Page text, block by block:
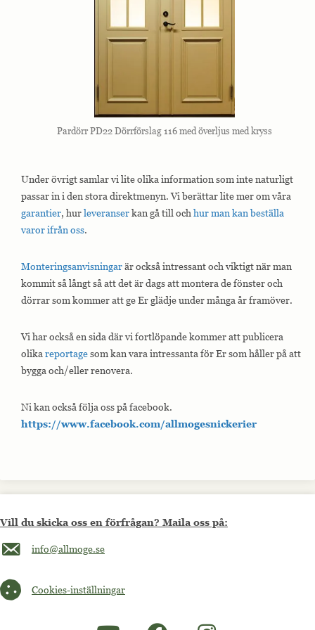
Under övrigt samlar vi lite olika information som inte naturligt
passar in i den stora direktmenyn. Vi berättar lite mer om våra
garantier, hurleveranserkan gå till och hur man kan beställa
varor ifrån oss.
Monteringsanvisningarär också intressant och viktigt när man
kommit så långt så att det är dags att montera de fönster och
dörrar som kommer att ge Er glädje under många år framöver.
Vi har också en sida där vi fortlöpande kommer att publicera
olika reportagesom kan vara intressanta för Er som håller på att
bygga och/eller renovera.
Ni kan också följa oss på facebook.
https://www.facebook.com/allmogesnickerier
Pardörr PD22 Dörrförslag 116 med överljus med kryss
Vill du skicka oss en förfrågan? Maila oss på:
Maila oss på info@allmoge.se
info@allmoge.se
Cookies-inställningar
Cookies-inställningar